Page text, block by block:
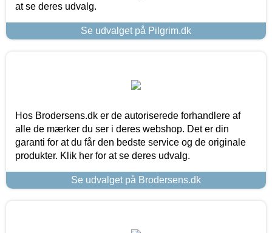
at se deres udvalg.
Se udvalget på Pilgrim.dk
Hos Brodersens.dk er de autoriserede forhandlere af
alle de mærker du ser i deres webshop. Det er din
garanti for at du får den bedste service og de originale
produkter. Klik her for at se deres udvalg.
Se udvalget på Brodersens.dk